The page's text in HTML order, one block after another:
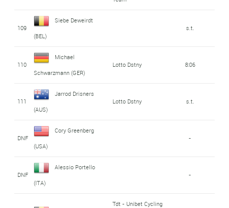
109
Siebe Deweirdt
(BEL)
s.t.
110
Michael
Schwarzmann (GER)
Lotto Dstny 8:06
111
Jarrod Drisners
(AUS)
Lotto Dstny s.t.
DNF
Cory Greenberg
(USA)
-
DNF
Alessio Portello
(ITA)
-
Tdt - Unibet Cycling